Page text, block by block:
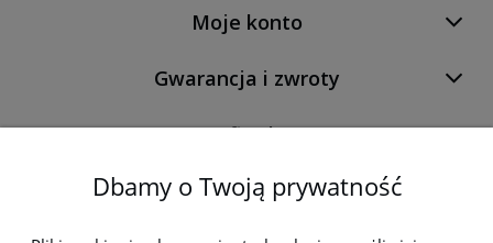
Moje konto
Gwarancja i zwroty
O firmie
Dbamy o Twoją prywatność